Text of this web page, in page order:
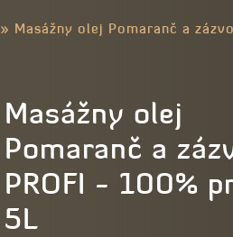
» Masážny olej Pomaranč a
Masážny olej
Pomaranč a
PROFI - 100%
5L